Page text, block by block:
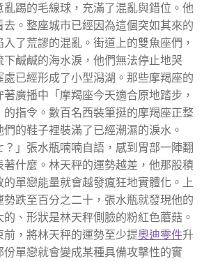
踢的毛線球，充滿了混亂與錯位。他
。整座城市已經因為這個突如其來的
入了荒謬的混亂。街道上的雙魚座們，
下鹹鹹的海水淚，他們無法停止地哭
處已經形成了小型潟湖。那些摩羯座的
廣播中「摩羯座今天適合原地踏步，
的指令。數百名西裝筆挺的摩羯座正整
的鞋子裡裝滿了已經潮濕的淚水。
？」張水瓶喃喃自語，感到胃部一陣翻
著什麼。林天秤的運勢越差，他那股積
的單戀能量就會越發瘋狂地實體化。上
跌至百分之二十，張水瓶就發現他的
、形狀是林天秤側臉的粉紅色蘑菇。
，將林天秤的運勢至少提奧迪零件升
份單戀就會變成某種具備攻擊性的實